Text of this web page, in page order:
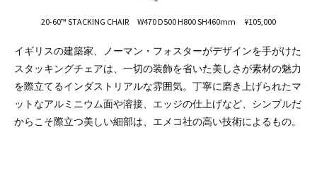
20-60™ STACKING CHAIR W470 D500 H800 SH460mm ¥105,000
イギリスの建築家、ノーマン・フォスターがデザインを手がけた
スタッキングチェアは、一切の装飾を省いた美しさが素材の魅力
を際立てるインダストリアルな雰囲気。丁寧に磨き上げられたマ
ットなアルミニウム面や溶接、エッジの仕上げなど、シンプルだ
からこそ際立つ美しい細部は、エメコ社の高い技術によるもの。